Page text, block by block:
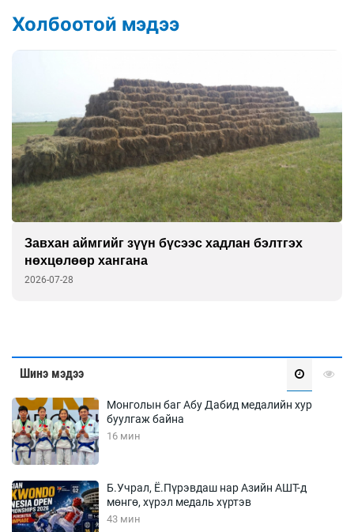
Холбоотой мэдээ
Завхан аймгийг зүүн бүсээс хадлан бэлтгэх
нөхцөлөөр хангана
2026-07-28
Шинэ мэдээ
Монголын баг Абу Дабид медалийн хур
буулгаж байна
16 мин
Б.Учрал, Ё.Пүрэвдаш нар Азийн АШТ-д
мөнгө, хүрэл медаль хүртэв
43 мин